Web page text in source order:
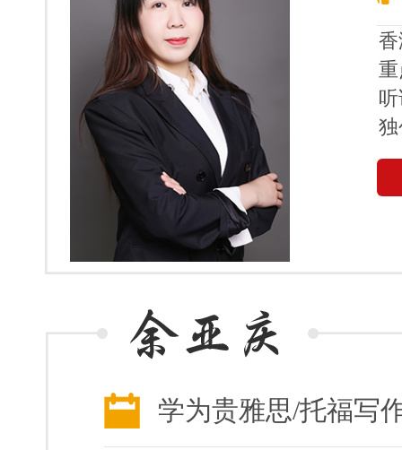
学为贵雅思/托福写